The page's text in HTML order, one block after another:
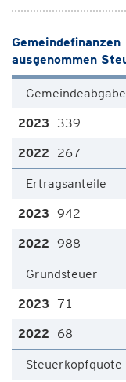
ausgenommen
339
267
Ertragsanteile
942
988
Grundsteuer
71
68
Steuerkopfquote